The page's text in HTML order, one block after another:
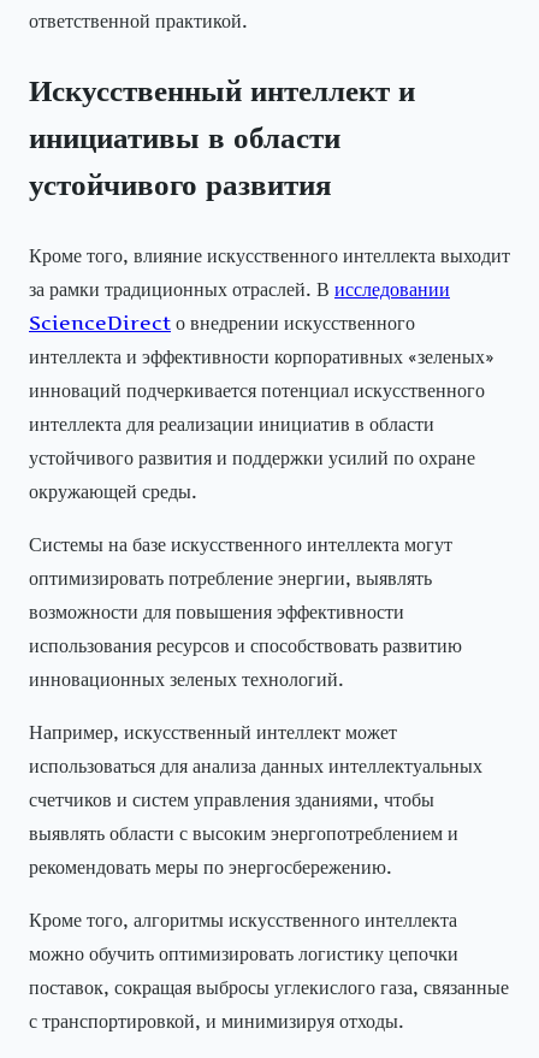
ответственной практикой.
Искусственный интеллект и
инициативы в области
устойчивого развития
Кроме того, влияние искусственного интеллекта выходит
за рамки традиционных отраслей. В исследовании
ScienceDirect о внедрении искусственного
интеллекта и эффективности корпоративных «зеленых»
инноваций подчеркивается потенциал искусственного
интеллекта для реализации инициатив в области
устойчивого развития и поддержки усилий по охране
окружающей среды.
Системы на базе искусственного интеллекта могут
оптимизировать потребление энергии, выявлять
возможности для повышения эффективности
использования ресурсов и способствовать развитию
инновационных зеленых технологий.
Например, искусственный интеллект может
использоваться для анализа данных интеллектуальных
счетчиков и систем управления зданиями, чтобы
выявлять области с высоким энергопотреблением и
рекомендовать меры по энергосбережению.
Кроме того, алгоритмы искусственного интеллекта
можно обучить оптимизировать логистику цепочки
поставок, сокращая выбросы углекислого газа, связанные
с транспортировкой, и минимизируя отходы.